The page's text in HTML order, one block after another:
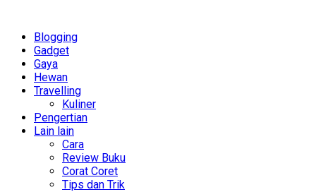
Blogging
Gadget
Gaya
Hewan
Travelling
Kuliner
Pengertian
Lain lain
Cara
Review Buku
Corat Coret
Tips dan Trik